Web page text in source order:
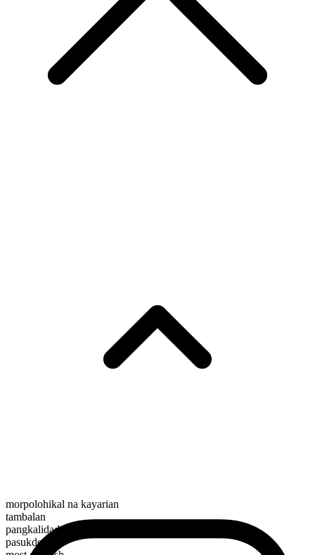
morpolohikal na kayarian
tambalan
pangkalidad
pasukdol